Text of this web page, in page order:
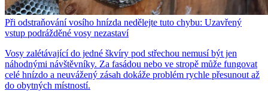
Při odstraňování vosího hnízda nedělejte tuto chybu: Uzavřený
vstup podrážděné vosy nezastaví
Vosy zalétávající do jedné škvíry pod střechou nemusí být jen
náhodnými návštěvníky. Za fasádou nebo ve stropě může fungovat
celé hnízdo a neuvážený zásah dokáže problém rychle přesunout až
do obytných místností.